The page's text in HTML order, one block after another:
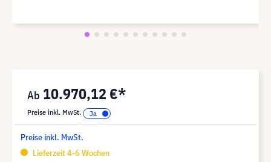
10.970,12 €*
Preise inkl. MwSt.
Preise inkl. MwSt.
Lieferzeit 4-6 Wochen